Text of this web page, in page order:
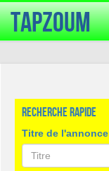
TapZoum
Recherche rapide
Titre de l'annonce